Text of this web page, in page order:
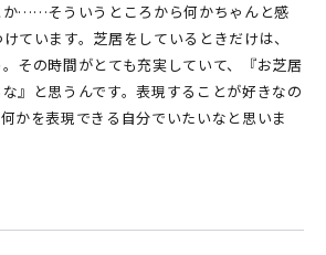
か……そういうところから何かちゃんと感
ています。芝居をしているときだけは、
その時間がとても充実していて、『お芝居
』と思うんです。表現することが好きなの
かを表現できる自分でいたいなと思いま